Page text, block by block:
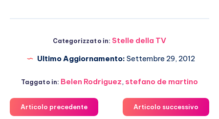
Categorizzato in: Stelle della TV
Ultimo Aggiornamento: Settembre 29, 2012
Taggato in: Belen Rodriguez, stefano de martino
Articolo precedente Articolo successivo